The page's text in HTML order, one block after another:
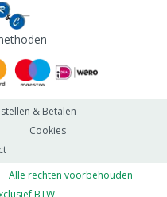
& Betalen
Cookies
Alle rechten voorbehouden
BTW